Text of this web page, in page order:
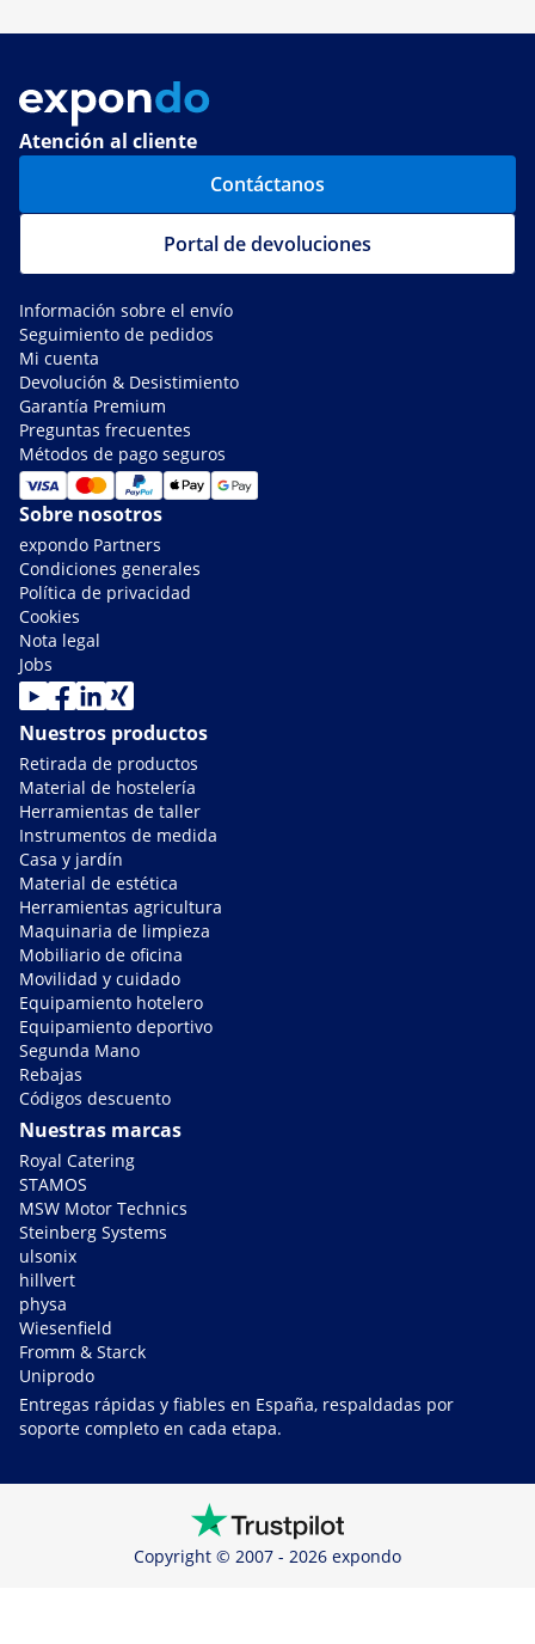
Atención al cliente
Contáctanos
Portal de devoluciones
Información sobre el envío
Seguimiento de pedidos
Mi cuenta
Devolución & Desistimiento
Garantía Premium
Preguntas frecuentes
Métodos de pago seguros
Sobre nosotros
expondo Partners
Condiciones generales
Política de privacidad
Cookies
Nota legal
Jobs
Nuestros productos
Retirada de productos
Material de hostelería
Herramientas de taller
Instrumentos de medida
Casa y jardín
Material de estética
Herramientas agricultura
Maquinaria de limpieza
Mobiliario de oficina
Movilidad y cuidado
Equipamiento hotelero
Equipamiento deportivo
Segunda Mano
Rebajas
Códigos descuento
Nuestras marcas
Royal Catering
STAMOS
MSW Motor Technics
Steinberg Systems
ulsonix
hillvert
physa
Wiesenfield
Fromm & Starck
Uniprodo
Entregas rápidas y fiables en España, respaldadas por
soporte completo en cada etapa.
Copyright © 2007 - 2026 expondo